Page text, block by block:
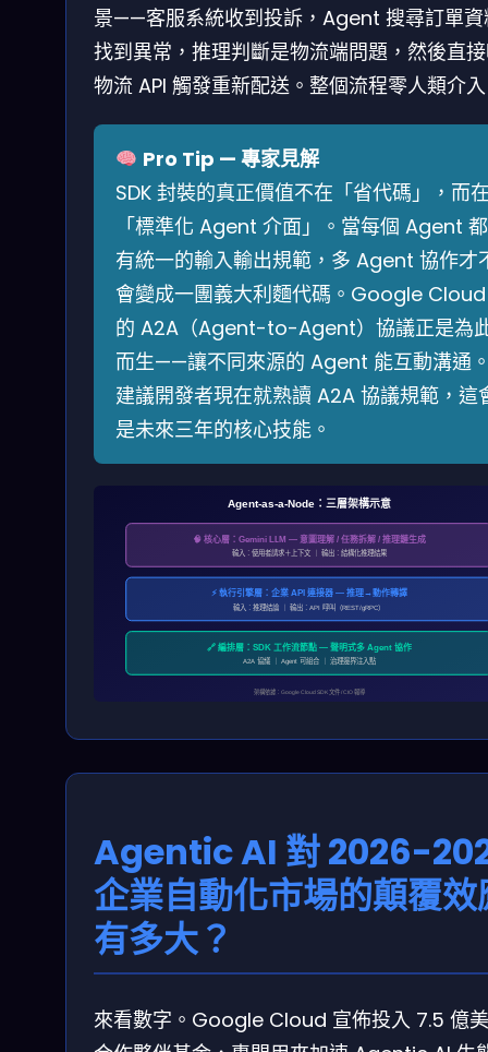
景——客服系統收到投訴，Agent 搜尋訂單資
找到異常，推理判斷是物流端問題，然後直
物流 API 觸發重新配送。整個流程零人類介
Pro Tip — 專家見解
SDK 封裝的真正價值不在「省代碼」，而
「標準化 Agent 介面」。當每個 Agent 都
有統一的輸入輸出規範，多 Agent 協作才
會變成一團義大利麵代碼。Google Cloud
的 A2A（Agent-to-Agent）協議正是為
而生——讓不同來源的 Agent 能互動溝通
建議開發者現在就熟讀 A2A 協議規範，這
是未來三年的核心技能。
Agent-as-a-Node：三層架構示意
🧠 核心層：Gemini LLM — 意圖理解 / 任務拆解 / 推理鏈生成
輸入：使用者請求＋上下文 ｜ 輸出：結構化推理結果
⚡ 執行引擎層：企業 API 連接器 — 推理→動作轉譯
輸入：推理結論 ｜ 輸出：API 呼叫（REST/gRPC）
🔗 編排層：SDK 工作流節點 — 聲明式多 Agent 協作
A2A 協議 ｜ Agent 可組合 ｜ 治理邊界注入點
架構依據：Google Cloud SDK 文件 / CIO 報導
Agentic AI 對 2026-
企業自動化市場的顛覆效
有多大？
來看數字。Google Cloud 宣佈投入 7.5 億